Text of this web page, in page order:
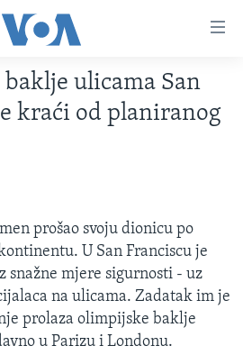
DRŽAVE
ulicama San
kraći od planiranog
prošao svoju dionicu po
U San Franciscu je
snažne mjere sigurnosti - uz
na ulicama. Zadatak im je
prolaza olimpijske baklje
u Parizu i Londonu.